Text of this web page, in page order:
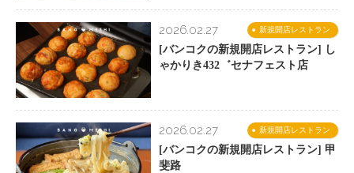
新規開店レストラン
2026.02.27
[バンコクの新規開店レストラン] し
ゃかりき432゛セナフェスト店
新規開店レストラン
2026.02.27
[バンコクの新規開店レストラン] 甲
斐路